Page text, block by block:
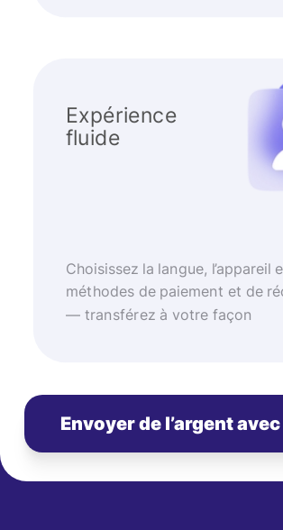
Expérience
fluide
Choisissez la langue, l’appareil
méthodes de paiement et de
— transférez à votre façon
Envoyer de l’argent